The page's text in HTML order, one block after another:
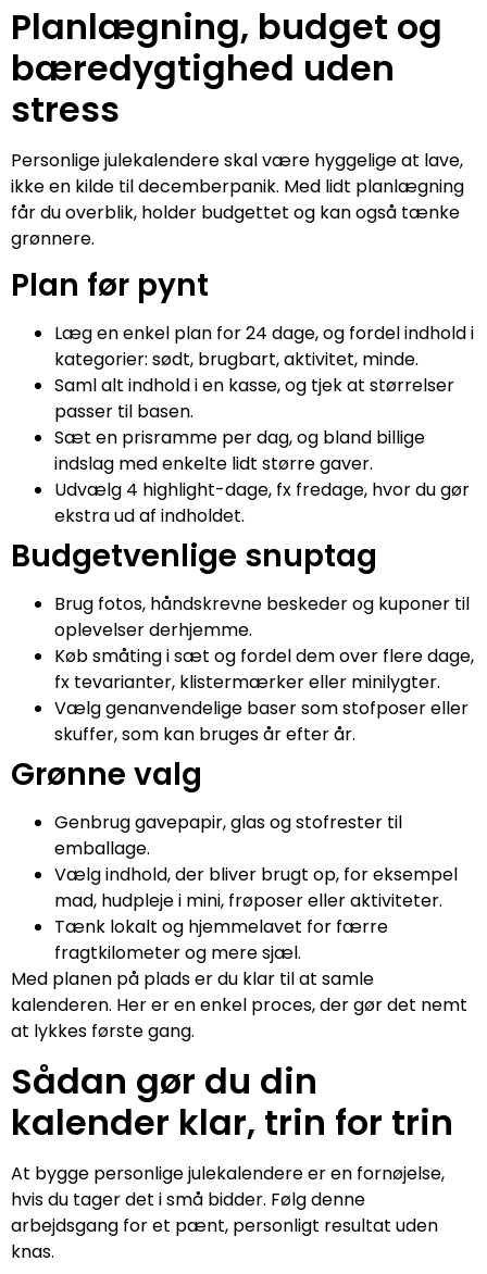
Planlægning, budget og
bæredygtighed uden
stress
Personlige julekalendere skal være hyggelige at lave,
ikke en kilde til decemberpanik. Med lidt planlægning
får du overblik, holder budgettet og kan også tænke
grønnere.
Plan før pynt
Læg en enkel plan for 24 dage, og fordel indhold i
kategorier: sødt, brugbart, aktivitet, minde.
Saml alt indhold i en kasse, og tjek at størrelser
passer til basen.
Sæt en prisramme per dag, og bland billige
indslag med enkelte lidt større gaver.
Udvælg 4 highlight-dage, fx fredage, hvor du gør
ekstra ud af indholdet.
Budgetvenlige snuptag
Brug fotos, håndskrevne beskeder og kuponer til
oplevelser derhjemme.
Køb småting i sæt og fordel dem over flere dage,
fx tevarianter, klistermærker eller minilygter.
Vælg genanvendelige baser som stofposer eller
skuffer, som kan bruges år efter år.
Grønne valg
Genbrug gavepapir, glas og stofrester til
emballage.
Vælg indhold, der bliver brugt op, for eksempel
mad, hudpleje i mini, frøposer eller aktiviteter.
Tænk lokalt og hjemmelavet for færre
fragtkilometer og mere sjæl.
Med planen på plads er du klar til at samle
kalenderen. Her er en enkel proces, der gør det nemt
at lykkes første gang.
Sådan gør du din
kalender klar, trin for trin
At bygge personlige julekalendere er en fornøjelse,
hvis du tager det i små bidder. Følg denne
arbejdsgang for et pænt, personligt resultat uden
knas.